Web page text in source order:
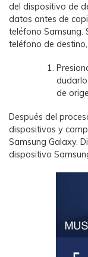
del dispositivo de
datos antes de
teléfono Samsung.
teléfono de
de
Después del
dispositivos y
Samsung Galaxy.
dispositivo